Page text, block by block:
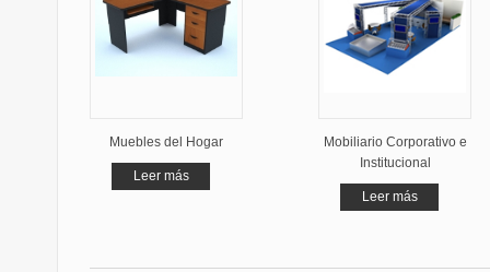
Muebles del Hogar
Leer más
Mobiliario Corporativo e
Institucional
Leer más